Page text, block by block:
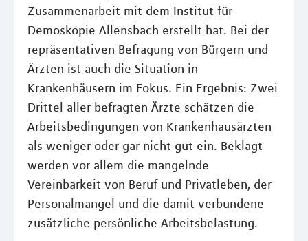
Zusammenarbeit mit dem Institut für
Demoskopie Allensbach erstellt hat. Bei der
repräsentativen Befragung von Bürgern und
Ärzten ist auch die Situation in
Krankenhäusern im Fokus. Ein Ergebnis: Zwei
Drittel aller befragten Ärzte schätzen die
Arbeitsbedingungen von Krankenhausärzten
als weniger oder gar nicht gut ein. Beklagt
werden vor allem die mangelnde
Vereinbarkeit von Beruf und Privatleben, der
Personalmangel und die damit verbundene
zusätzliche persönliche Arbeitsbelastung.